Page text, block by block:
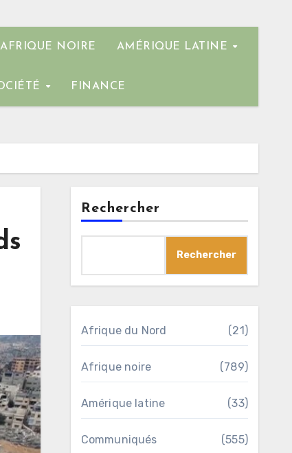
AFRIQUE NOIRE AMÉRIQUE LATINE
FINANCE
Rechercher
Rechercher
Afrique du Nord (21)
Afrique noire (789)
Amérique latine (33)
Communiqués (555)